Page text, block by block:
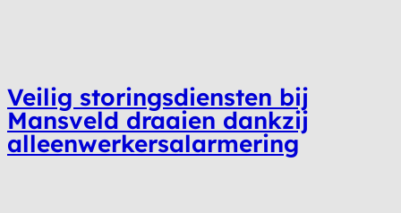
Veilig storingsdiensten bij
Mansveld draaien dankzij
alleenwerkersalarmering